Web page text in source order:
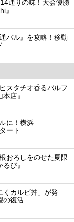
通りの味！大会優勝
』
バル』を攻略！移動
スタチオ香るパルフ
店』
に！横浜
ート
おろしをのせた夏限
び』
くカルビ丼」が発
の復活